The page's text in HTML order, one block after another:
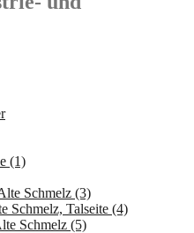
(1)
Schmelz (3)
Schmelz, Talseite (4)
Schmelz (5)